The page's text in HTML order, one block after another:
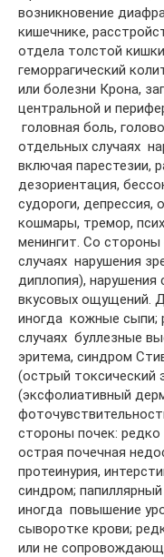
возникновение
кишечнике,
отдела толстой
геморрагический
или болезни Крона,
центральной и
 головная боль,
отдельных случаях 
включая парестезии,
дезориентация,
судороги, депрессия,
кошмары, тремор,
менингит. Со стороны
случаях  нарушения
диплопия), нарушения
вкусовых ощущений.
иногда  кожные сыпи;
случаях  буллезные
эритема, синдром
(острый токсический
(эксфолиативный
стороны почек: редко
острая почечная
протеинурия,
синдром;
иногда  повышение
сыворотке крови;
или не